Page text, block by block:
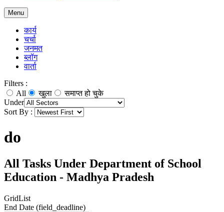
Menu
कार्य
चर्चा
जनमत
ब्लॉग
वार्ता
Filters :
All
खुला
समाप्त हो चुके
Under
Sort By :
do
All Tasks Under Department of School
Education - Madhya Pradesh
GridList
End Date (field_deadline)